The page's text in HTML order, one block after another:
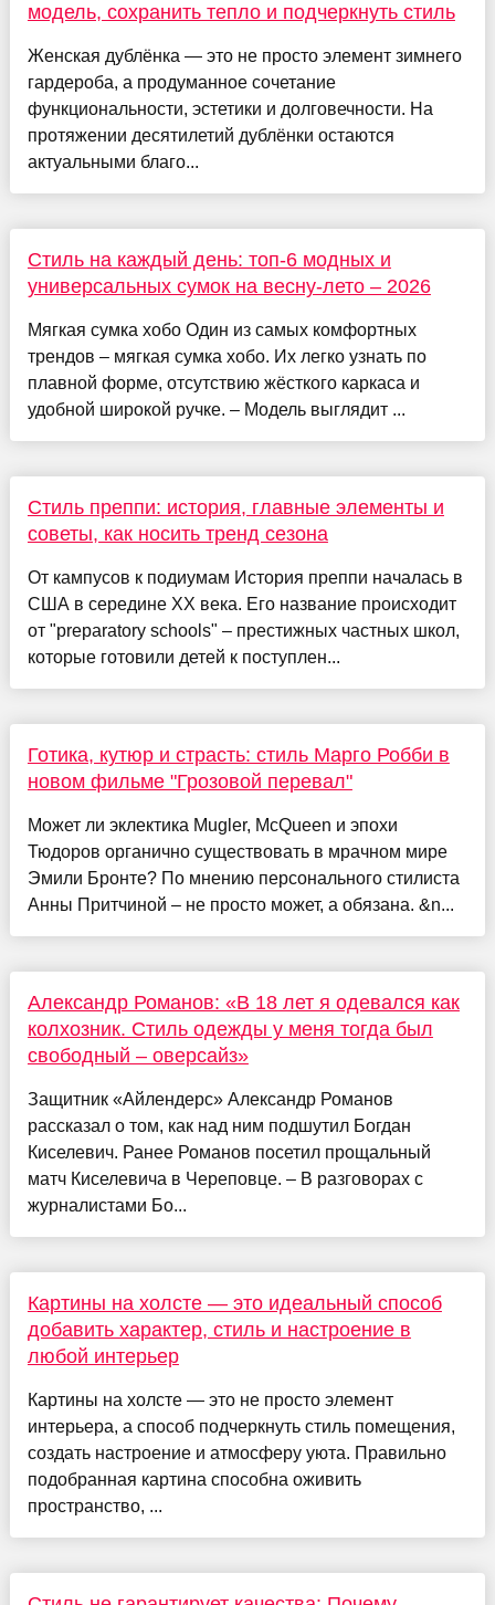
модель, сохранить тепло и подчеркнуть стиль
Женская дублёнка — это не просто элемент зимнего
гардероба, а продуманное сочетание
функциональности, эстетики и долговечности. На
протяжении десятилетий дублёнки остаются
актуальными благо...
Стиль на каждый день: топ-6 модных и
универсальных сумок на весну-лето – 2026
Мягкая сумка хобо Один из самых комфортных
трендов – мягкая сумка хобо. Их легко узнать по
плавной форме, отсутствию жёсткого каркаса и
удобной широкой ручке. – Модель выглядит ...
Стиль преппи: история, главные элементы и
советы, как носить тренд сезона
От кампусов к подиумам История преппи началась в
США в середине XX века. Его название происходит
от "preparatory schools" – престижных частных школ,
которые готовили детей к поступлен...
Готика, кутюр и страсть: стиль Марго Робби в
новом фильме "Грозовой перевал"
Может ли эклектика Mugler, McQueen и эпохи
Тюдоров органично существовать в мрачном мире
Эмили Бронте? По мнению персонального стилиста
Анны Притчиной – не просто может, а обязана. &n...
Александр Романов: «В 18 лет я одевался как
колхозник. Стиль одежды у меня тогда был
свободный – оверсайз»
Защитник «Айлендерс» Александр Романов
рассказал о том, как над ним подшутил Богдан
Киселевич. Ранее Романов посетил прощальный
матч Киселевича в Череповце. – В разговорах с
журналистами Бо...
Картины на холсте — это идеальный способ
добавить характер, стиль и настроение в
любой интерьер
Картины на холсте — это не просто элемент
интерьера, а способ подчеркнуть стиль помещения,
создать настроение и атмосферу уюта. Правильно
подобранная картина способна оживить
пространство, ...